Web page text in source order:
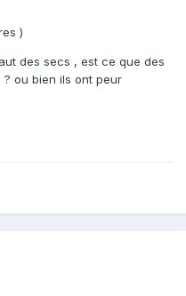
)
des secs , est ce que des
ou bien ils ont peur